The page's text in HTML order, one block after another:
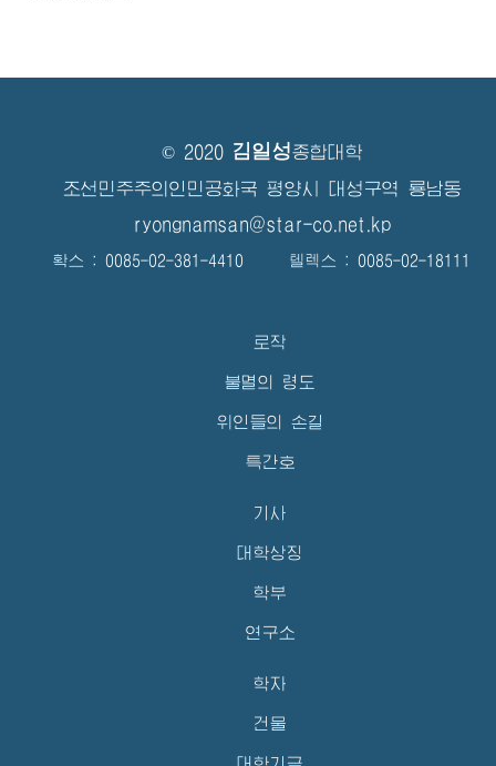
© 2020 김일성종합대학
조선민주주의인민공화국 평양시 대성구역 룡남동
ryongnamsan@star-co.net.kp
확스 : 0085-02-381-4410 텔렉스 : 0085-02-18111
로작
불멸의 령도
위인들의 손길
특간호
기사
대학상징
학부
연구소
학자
건물